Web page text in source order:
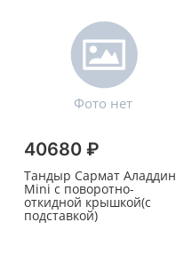
40680 ₽
Тандыр Сармат Аладдин
Mini с поворотно-
откидной крышкой(с
подставкой)